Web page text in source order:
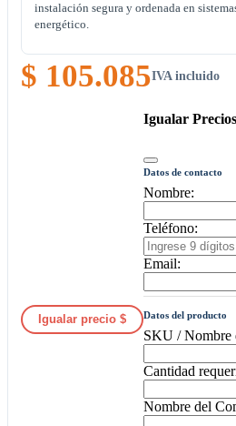
instalación segura y ordenada en
energético.
$ 105.085IVA incluido
Igualar precio $
Igualar Precios
Datos de contacto
Nombre:
Teléfono:
Email:
Datos del producto
SKU / Nombre
Cantidad
Nombre del